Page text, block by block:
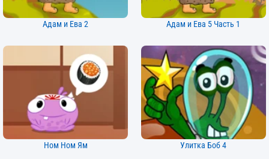
Адам и Ева 2 Адам и Ева 5 Часть 1
Ном Ном Ям Улитка Боб 4